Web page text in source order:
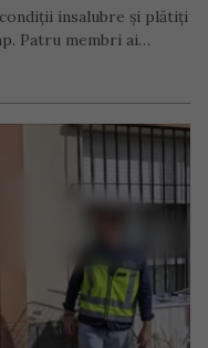
insalubre și plătiți
Patru membri ai…